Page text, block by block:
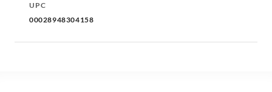
UPC
00028948304158